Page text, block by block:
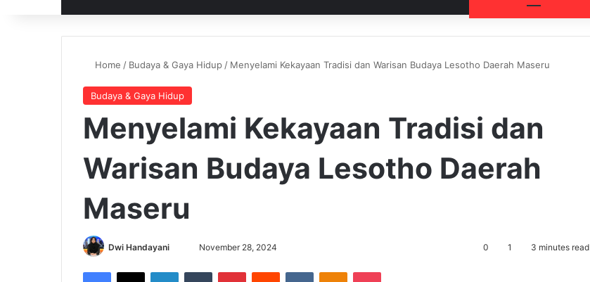
Home / Budaya & Gaya Hidup / Menyelami Kekayaan Tradisi dan Warisan Budaya Lesotho Daerah Maseru
Budaya & Gaya Hidup
Menyelami Kekayaan Tradisi dan
Warisan Budaya Lesotho Daerah
Maseru
Dwi Handayani November 28, 2024 0 1 3 minutes read